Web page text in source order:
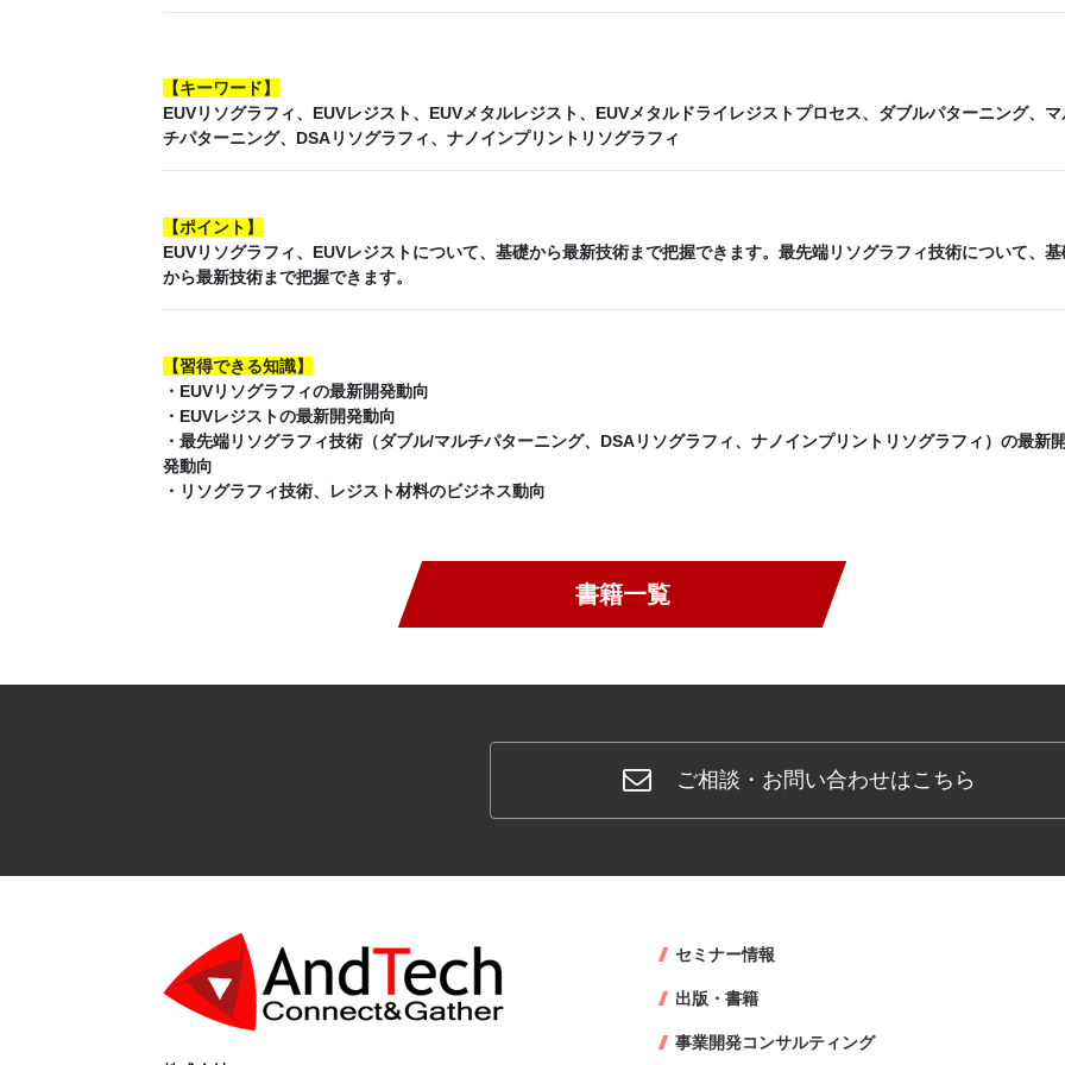
【キーワード】
EUVリソグラフィ、EUVレジスト、EUVメタルレジスト、EUVメタルドライレジストプロセス、ダブルパターニング、マ
チパターニング、DSAリソグラフィ、ナノインプリントリソグラフィ
【ポイント】
EUVリソグラフィ、EUVレジストについて、基礎から最新技術まで把握できます。最先端リソグラフィ技術について、基
から最新技術まで把握できます。
【習得できる知識】
・EUVリソグラフィの最新開発動向
・EUVレジストの最新開発動向
・最先端リソグラフィ技術（ダブル/マルチパターニング、DSAリソグラフィ、ナノインプリントリソグラフィ）の最新
発動向
・リソグラフィ技術、レジスト材料のビジネス動向
書籍一覧
ご相談・お問い合わせはこちら
セミナー情報
出版・書籍
事業開発コンサルティング